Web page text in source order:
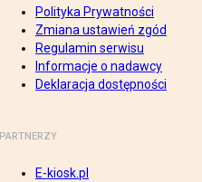
Polityka Prywatności
Zmiana ustawień zgód
Regulamin serwisu
Informacje o nadawcy
Deklaracja dostępności
PARTNERZY
E-kiosk.pl